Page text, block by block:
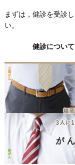
まずは，健診を受診
い。
健診について